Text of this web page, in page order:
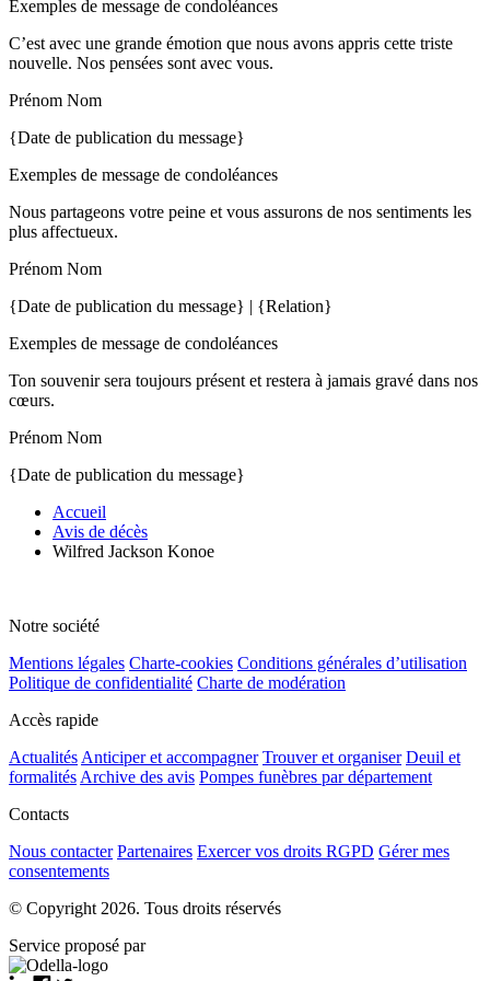
Exemples de message de condoléances
C’est avec une grande émotion que nous avons appris cette triste
nouvelle. Nos pensées sont avec vous.
Prénom Nom
{Date de publication du message}
Exemples de message de condoléances
Nous partageons votre peine et vous assurons de nos sentiments les
plus affectueux.
Prénom Nom
{Date de publication du message} | {Relation}
Exemples de message de condoléances
Ton souvenir sera toujours présent et restera à jamais gravé dans nos
cœurs.
Prénom Nom
{Date de publication du message}
Accueil
Avis de décès
Wilfred Jackson Konoe
Notre société
Mentions légales Charte-cookies Conditions générales d’utilisation
Politique de confidentialité Charte de modération
Accès rapide
Actualités Anticiper et accompagner Trouver et organiser Deuil et
formalités Archive des avis Pompes funèbres par département
Contacts
Nous contacter Partenaires Exercer vos droits RGPD Gérer mes
consentements
© Copyright 2026. Tous droits réservés
Service proposé par